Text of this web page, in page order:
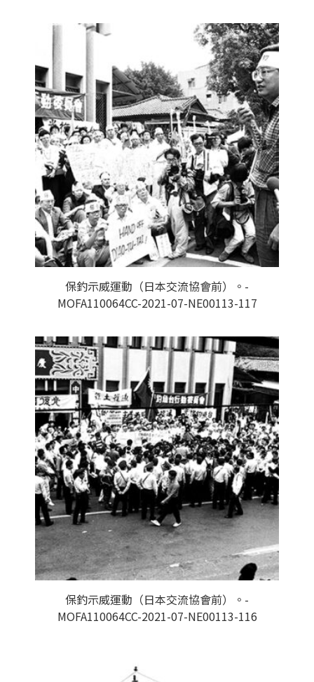
保釣示威運動（日本交流協會前）。-
MOFA110064CC-2021-07-NE00113-117
保釣示威運動（日本交流協會前）。-
MOFA110064CC-2021-07-NE00113-116